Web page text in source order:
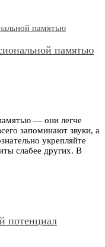
памятью
— они легче
запоминают звуки, а
укрепляйте
слабее других. В
потенциал